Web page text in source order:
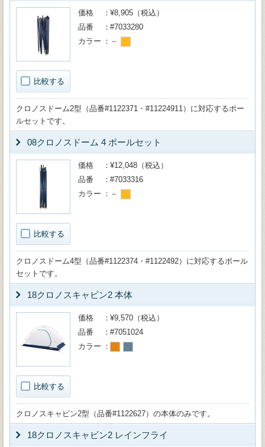
比較する
価格
¥8,905（税込）
品番
#7033280
カラー
－
クロノスドーム2型（品番#1122371・#11224911）に対応するポー
ルセットです。
08クロノスドーム 4 ポールセット
比較する
価格
¥12,048（税込）
品番
#7033316
カラー
－
クロノスドーム4型（品番#1122374・#1122492）に対応するポール
セットです。
18クロノスキャビン2 本体
比較する
価格
¥9,570（税込）
品番
#7051024
カラー
クロノスキャビン2型（品番#1122627）の本体のみです。
18クロノスキャビン2 レインフライ